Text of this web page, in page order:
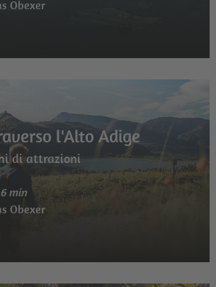
Obexer
l'Alto Adige
di attrazioni
min
Obexer